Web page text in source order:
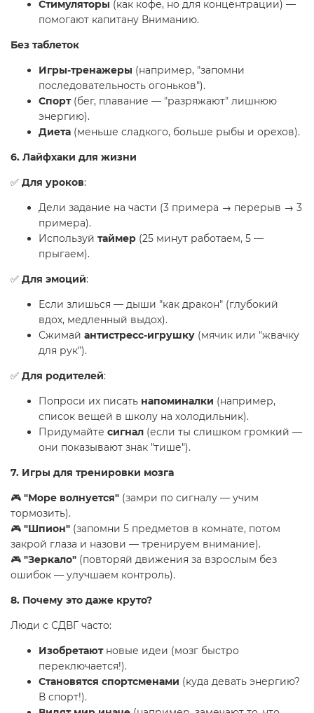
Стимуляторы (как кофе, но для концентрации) —
помогают капитану Вниманию.
Без таблеток
Игры-тренажеры (например, "запомни
последовательность огоньков").
Спорт(бег, плавание — "разряжают" лишнюю
энергию).
Диета (меньше сладкого, больше рыбы и орехов).
6. Лайфхаки для жизни
✅ Для уроков:
Дели задание на части (3 примера → перерыв → 3
примера).
Используй таймер (25 минут работаем, 5 —
прыгаем).
✅ Для эмоций:
Если злишься — дыши "как дракон" (глубокий
вдох, медленный выдох).
Сжимай антистресс-игрушку (мячик или "жвачку
для рук").
✅ Для родителей:
Попроси их писать напоминалки (например,
список вещей в школу на холодильник).
Придумайте сигнал (если ты слишком громкий —
они показывают знак "тише").
7. Игры для тренировки мозга
🎮 "Море волнуется" (замри по сигналу — учим
тормозить).
🎮 "Шпион" (запомни 5 предметов в комнате, потом
закрой глаза и назови — тренируем внимание).
🎮 "Зеркало" (повторяй движения за взрослым без
ошибок — улучшаем контроль).
8. Почему это даже круто?
Люди с СДВГ часто:
Изобретаютновые идеи (мозг быстро
переключается!).
Становятся спортсменами (куда девать энергию?
В спорт!).